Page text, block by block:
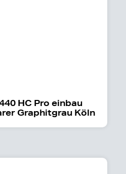
HC Pro einbau
Graphitgrau Köln